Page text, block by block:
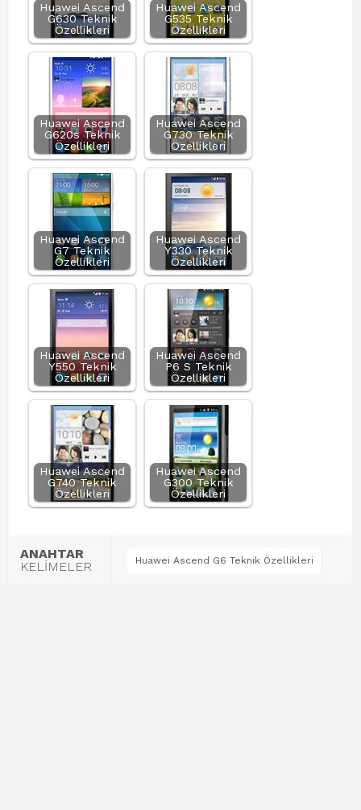
Huawei Ascend
G630 Teknik
Özellikleri
Huawei Ascend
G535 Teknik
Özellikleri
Huawei Ascend
G620s Teknik
Özellikleri
Huawei Ascend
G730 Teknik
Özellikleri
Huawei Ascend
G7 Teknik
Özellikleri
Huawei Ascend
Y330 Teknik
Özellikleri
Huawei Ascend
Y550 Teknik
Özellikleri
Huawei Ascend
P6 S Teknik
Özellikleri
Huawei Ascend
G740 Teknik
Özellikleri
Huawei Ascend
G300 Teknik
Özellikleri
ANAHTAR
KELİMELER
Huawei Ascend G6 Teknik Özellikleri